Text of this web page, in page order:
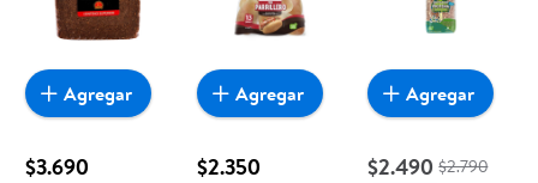
$3.690
Agregar
$2.350
Agregar
$2.490 $2.790
Agregar